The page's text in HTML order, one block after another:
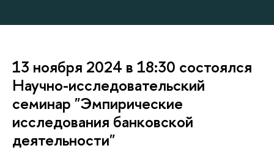
13 ноября 2024 в 18:30 состоялся
Научно-исследовательский
семинар "Эмпирические
исследования банковской
деятельности"